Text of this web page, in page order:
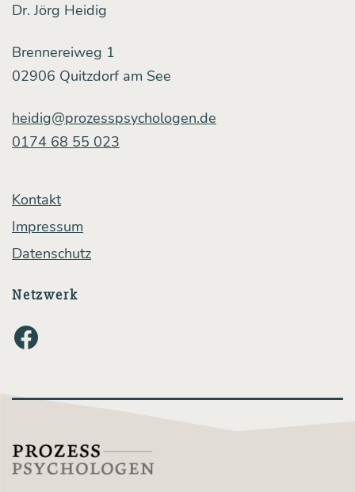
Dr. Jörg Heidig
Brennereiweg 1
02906 Quitzdorf am See
heidig@prozesspsychologen.de
0174 68 55 023
Kontakt
Impressum
Datenschutz
Netzwerk
Facebook